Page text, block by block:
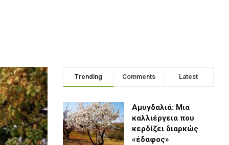
Trending Comments Latest
Αμυγδαλιά: Μια
καλλιέργεια που
κερδίζει διαρκώς
«έδαφος»